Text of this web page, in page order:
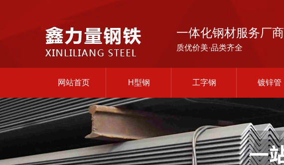
一体化钢材服务厂商
质优价美·品类齐全
网站首页 H型钢 工字钢 镀锌管